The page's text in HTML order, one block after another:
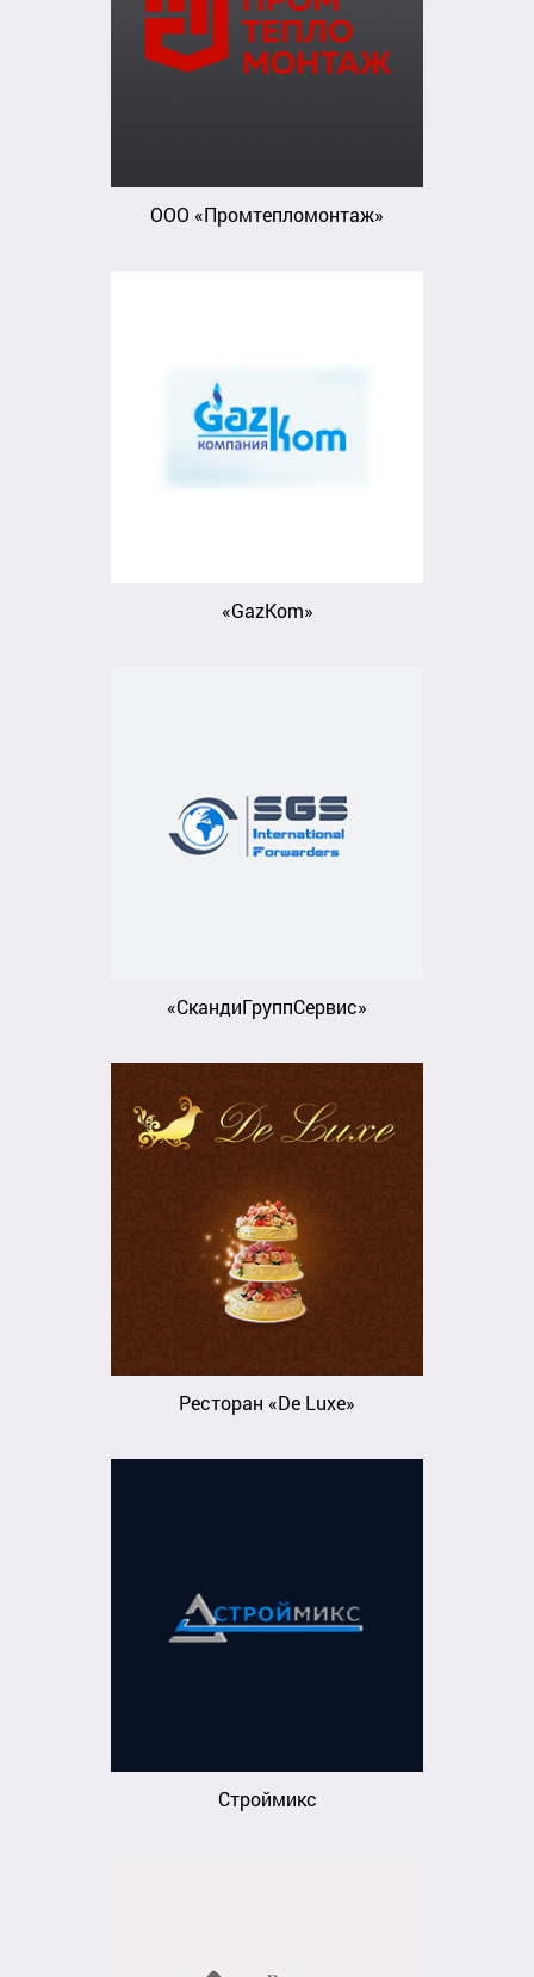
ООО «Промтепломонтаж»
«GazKom»
«СкандиГруппСервис»
Ресторан «De Luxe»
Строймикс